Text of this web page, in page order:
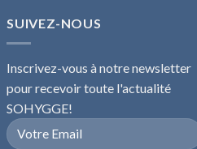
SUIVEZ-NOUS
Inscrivez-vous à notre newsletter
pour recevoir toute l'actualité
SOHYGGE!